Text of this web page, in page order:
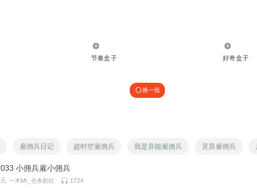
节奏盒子 好奇盒子
换一批
雇佣兵日记 超时空雇佣兵 我是异能雇佣兵 灵异雇佣兵
033 小佣兵雇小佣兵
一木Mr_仓央剧社 1724